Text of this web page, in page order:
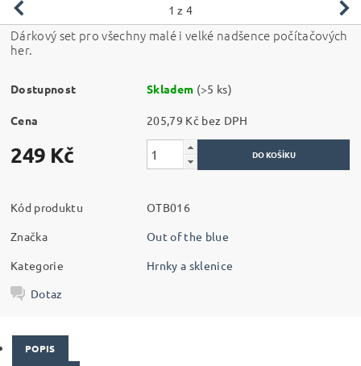
1 z 4
Dárkový set pro všechny malé i velké nadšence počítačových
her.
Dostupnost Skladem (>5 ks)
Cena 205,79 Kč bez DPH
249 Kč
Kód produktu
OTB016
Značka
Out of the blue
Kategorie
Hrnky a sklenice
Dotaz
POPIS